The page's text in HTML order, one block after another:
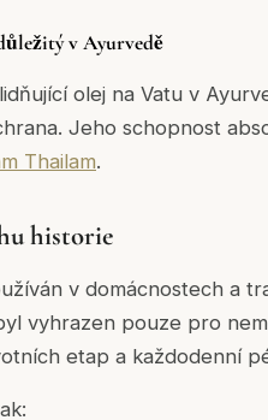
v Ayurvedě
olej na Vatu v
Jeho schopnost
Thailam.
historie
v domácnostech a
vyhrazen pouze pro
etap a každodenní